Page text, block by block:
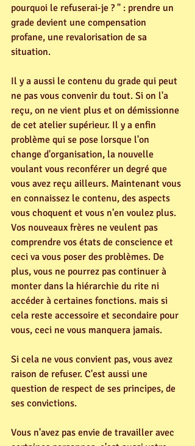
pourquoi le refuserai-je ? " : prendre un
grade devient une compensation
profane, une revalorisation de sa
situation.
Il y a aussi le contenu du grade qui peut
ne pas vous convenir du tout. Si on l'a
reçu, on ne vient plus et on démissionne
de cet atelier supérieur. Il y a enfin
problème qui se pose lorsque l'on
change d'organisation, la nouvelle
voulant vous reconférer un degré que
vous avez reçu ailleurs. Maintenant vous
en connaissez le contenu, des aspects
vous choquent et vous n'en voulez plus.
Vos nouveaux frères ne veulent pas
comprendre vos états de conscience et
ceci va vous poser des problèmes. De
plus, vous ne pourrez pas continuer à
monter dans la hiérarchie du rite ni
accéder à certaines fonctions. mais si
cela reste accessoire et secondaire pour
vous, ceci ne vous manquera jamais.
Si cela ne vous convient pas, vous avez
raison de refuser. C'est aussi une
question de respect de ses principes, de
ses convictions.
Vous n'avez pas envie de travailler avec